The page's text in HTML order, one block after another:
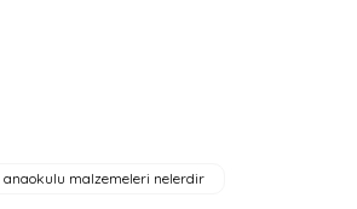
anaokulu malzemeleri nelerdir